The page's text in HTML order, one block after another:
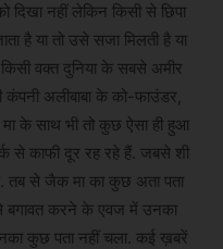
दिखा नहीं लेकिन किसी से छिपा
है या तो उसे सजा मिलती है या
वक्त दुनिया के सबसे अमीर
कंपनी अलीबाबा के को-फाउंडर,
के साथ भी तो कुछ ऐसा ही हुआ
से काफी दूर रह रहे हैं. जबसे शी
तब से जैक मा का कुछ अता पता
बगावत करने के एवज में उनका
कुछ पता नहीं चला. कई ख़बरें